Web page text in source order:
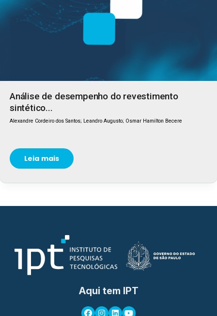
Análise de desempenho do revestimento
sintético...
Alexandre Cordeiro dos Santos; Leandro Augusto; Osmar Hamilton Becere
Leia mais
Aqui tem IPT